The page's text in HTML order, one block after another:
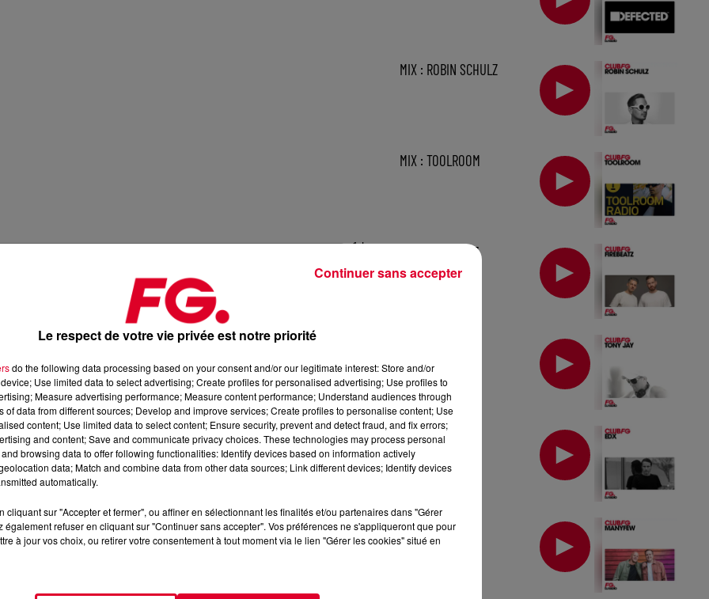
1 h
3 décembre 2024
, 📱 et sur l’Application FG (IOShttps://urlz.fr/hhZxGoogle
rave et tech-house
MIX : ROBIN SCHULZ
MIX : TOOLROOM
MIX : FIREBEATZ
MIX : EDX
MIX : MANYFEW
Le respect de votre vie privée est notre priorité
do the following data processing based on your consent and/or our legitimate interest: Store and/or
Use limited data to select advertising; Create profiles for personalised advertising; Use profiles to
Measure advertising performance; Measure content performance; Understand audiences through
of data from different sources; Develop and improve services; Create profiles to personalise content; Use
content; Use limited data to select content; Ensure security, prevent and detect fraud, and fix errors;
and content; Save and communicate privacy choices. These technologies may process personal
browsing data to offer following functionalities: Identify devices based on information actively
data; Match and combine data from other data sources; Link different devices; Identify devices
automatically.
cliquant sur "Accepter et fermer", ou affiner en sélectionnant les finalités et/ou partenaires dans "Gérer
également refuser en cliquant sur "Continuer sans accepter". Vos préférences ne s'appliqueront que pour
à jour vos choix, ou retirer votre consentement à tout moment via le lien "Gérer les cookies" situé en
Continuer sans accepter